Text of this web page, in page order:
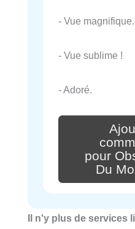
- Vue magnifique.
- Vue sublime !
- Adoré.
pour
Du
Il n'y plus de services